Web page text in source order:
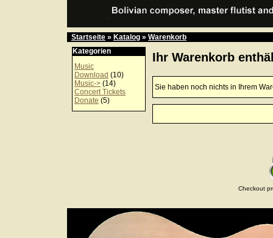
Startseite » Katalog » Warenkorb
Kategorien
Music
Download (10)
Music-> (14)
Concert Tickets
Donate (5)
Ihr Warenkorb
Sie haben noch nichts in Ihrem
Checkout